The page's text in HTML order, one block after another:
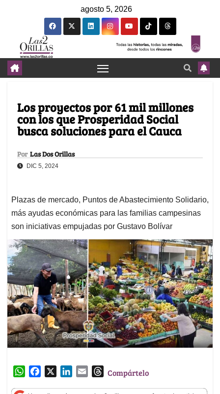
agosto 5, 2026
Los proyectos por 61 mil millones
con los que Prosperidad Social
busca soluciones para el Cauca
Por Las Dos Orillas
DIC 5, 2024
Plazas de mercado, Puntos de Abastecimiento Solidario,
más ayudas económicas para las familias campesinas
son iniciativas empujadas por Gustavo Bolívar
W
TCompártelo